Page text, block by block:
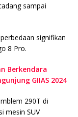
sampai
signifikan
8 Pro.
Berkendara
GIIAS 2024
290T di
mesin SUV